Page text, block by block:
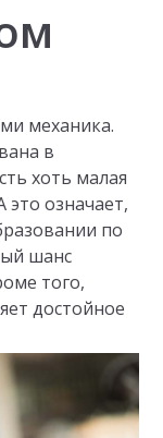
механика.
в
хоть малая
это означает,
по
шанс
того,
достойное